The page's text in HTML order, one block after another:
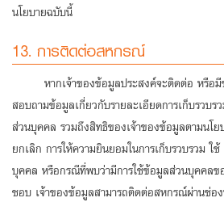
นโยบายฉบับนี้
13. การติดต่อสหกรณ์
หากเจ้าของข้อมูลประสงค์จะติดต่อ หรือ
สอบถามข้อมูลเกี่ยวกับรายละเอียดการเก็บรวบ
ส่วนบุคคล รวมถึงสิทธิของเจ้าของข้อมูลตามนโ
ยกเลิก การให้ความยินยอมในการเก็บรวบรวม
บุคคล หรือกรณีที่พบว่ามีการใช้ข้อมูลส่วนบุคคลข
ชอบ เจ้าของข้อมูลสามารถติดต่อสหกรณ์ผ่านช่อ